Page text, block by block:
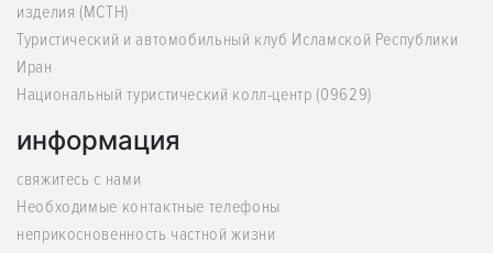
изделия (MCTH)
Туристический и автомобильный клуб Исламской Республики
Иран
Национальный туристический колл-центр (09629)
информация
свяжитесь с нами
Необходимые контактные телефоны
неприкосновенность частной жизни